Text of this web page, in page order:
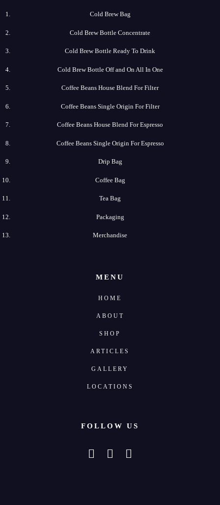
Cold Brew Bag
Cold Brew​ Bottle Concentrate
Cold​ Brew Bottle Ready​ To Drink
Cold Brew​ Bottle Off and On All In One
Coffee​ Beans​ House​ Blend​ For​ Filter
Coffee​ Beans​ Single​ Origin For​ Filter
Coffee​ Beans​ House​ Blend​ For​ Espresso
Coffee​ Beans​ Single​ Origin For​ Espresso
Drip​ Bag
Coffee​ Bag
Tea​ Bag
Packaging
Merchandise
MENU
HOME
ABOUT
SHOP
ARTICLES
GALLERY
LOCATIONS
FOLLOW US